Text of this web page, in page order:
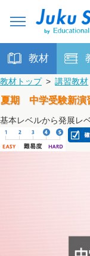
教材
教材トップ > 講習教材
夏期 中学受験新
基本レベルから発展レ